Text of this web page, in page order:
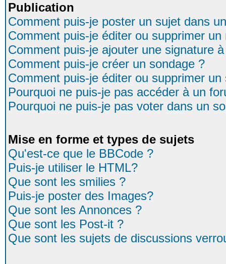
Publication
Comment puis-je poster un sujet dans
Comment puis-je éditer ou supprimer un
Comment puis-je ajouter une signature
Comment puis-je créer un sondage ?
Comment puis-je éditer ou supprimer un
Pourquoi ne puis-je pas accéder à un
Pourquoi ne puis-je pas voter dans un
Mise en forme et types de sujets
Qu'est-ce que le BBCode ?
Puis-je utiliser le HTML?
Que sont les smilies ?
Puis-je poster des Images?
Que sont les Annonces ?
Que sont les Post-it ?
Que sont les sujets de discussions